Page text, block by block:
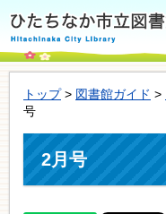
トップ> 図書館ガイド >
号
2月号